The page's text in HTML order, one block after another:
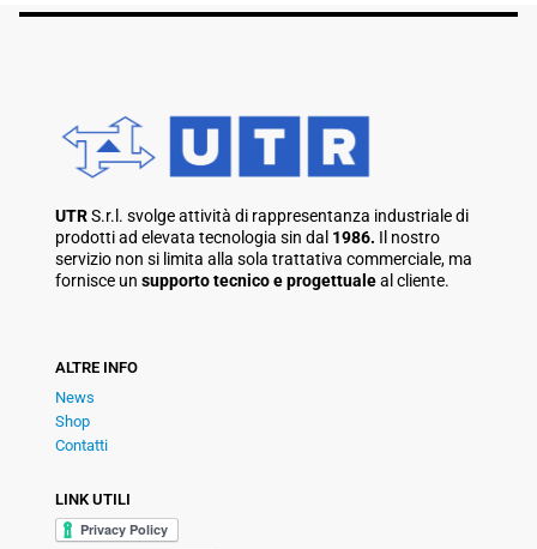
UTRS.r.l. svolge attività di rappresentanza industriale di
prodotti ad elevata tecnologia sin dal 1986. Il nostro
servizio non si limita alla sola trattativa commerciale, ma
fornisce un supporto tecnico e progettualeal cliente.
ALTRE INFO
News
Shop
Contatti
LINK UTILI